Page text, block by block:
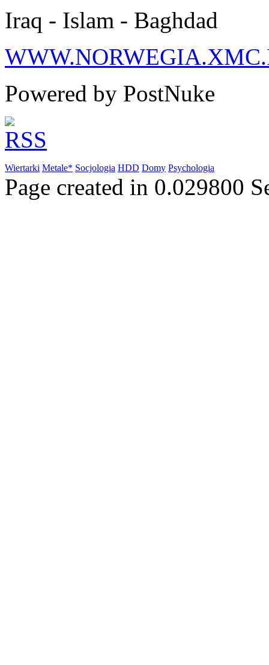
Iraq - Islam - Baghdad
Powered by PostNuke
Wiertarki Metale* Socjologia HDD Domy Psychologia
Page created in 0.029800